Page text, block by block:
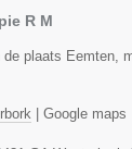
R M
de plaats Eemten,
Google maps